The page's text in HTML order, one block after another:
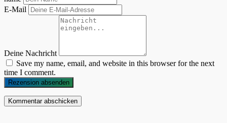
E-Mail
Deine Nachricht
Save my name, email, and website in this browser for the next
time I comment.
Rezension absenden